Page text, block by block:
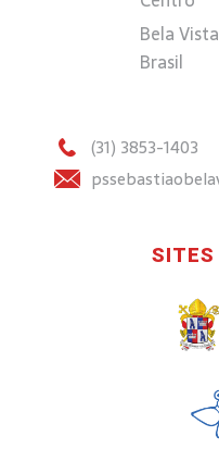
Bela
Brasil
(31) 3853-1403
SITES